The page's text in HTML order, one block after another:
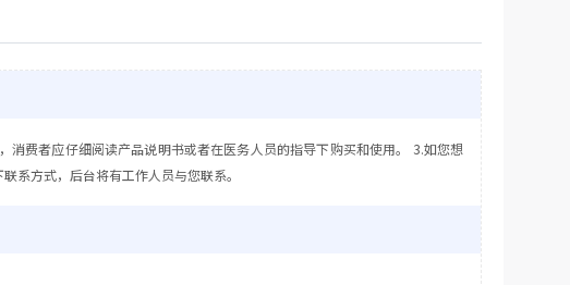
费者应仔细阅读产品说明书或者在医务人员的指导下购买和使用。 3.如您想
方式，后台将有工作人员与您联系。